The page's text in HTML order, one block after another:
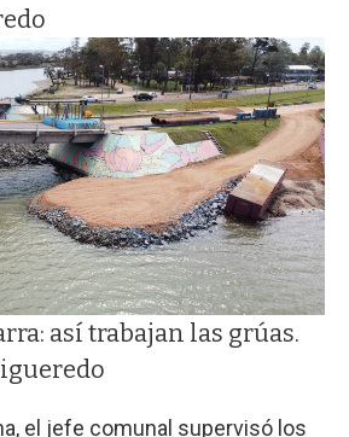
así trabajan las grúas.
el jefe comunal supervisó los